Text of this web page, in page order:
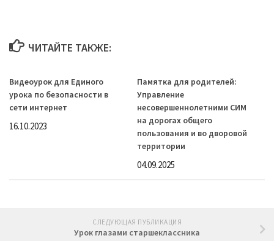
ЧИТАЙТЕ ТАКЖЕ:
Видеоурок для Единого
урока по безопасности в
сети интернет
16.10.2023
Памятка для родителей:
Управление
несовершеннолетними СИМ
на дорогах общего
пользования и во дворовой
территории
04.09.2025
СЛЕДУЮЩАЯ ПУБЛИКАЦИЯ
Урок глазами старшеклассника